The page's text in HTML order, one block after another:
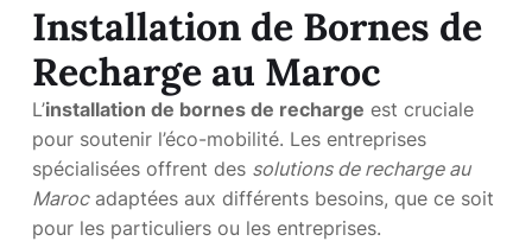
Installation de Bornes de
Recharge au Maroc
L’installation de bornes de recharge est cruciale
pour soutenir l’éco-mobilité. Les entreprises
spécialisées offrent des solutions de recharge au
Marocadaptées aux différents besoins, que ce soit
pour les particuliers ou les entreprises.